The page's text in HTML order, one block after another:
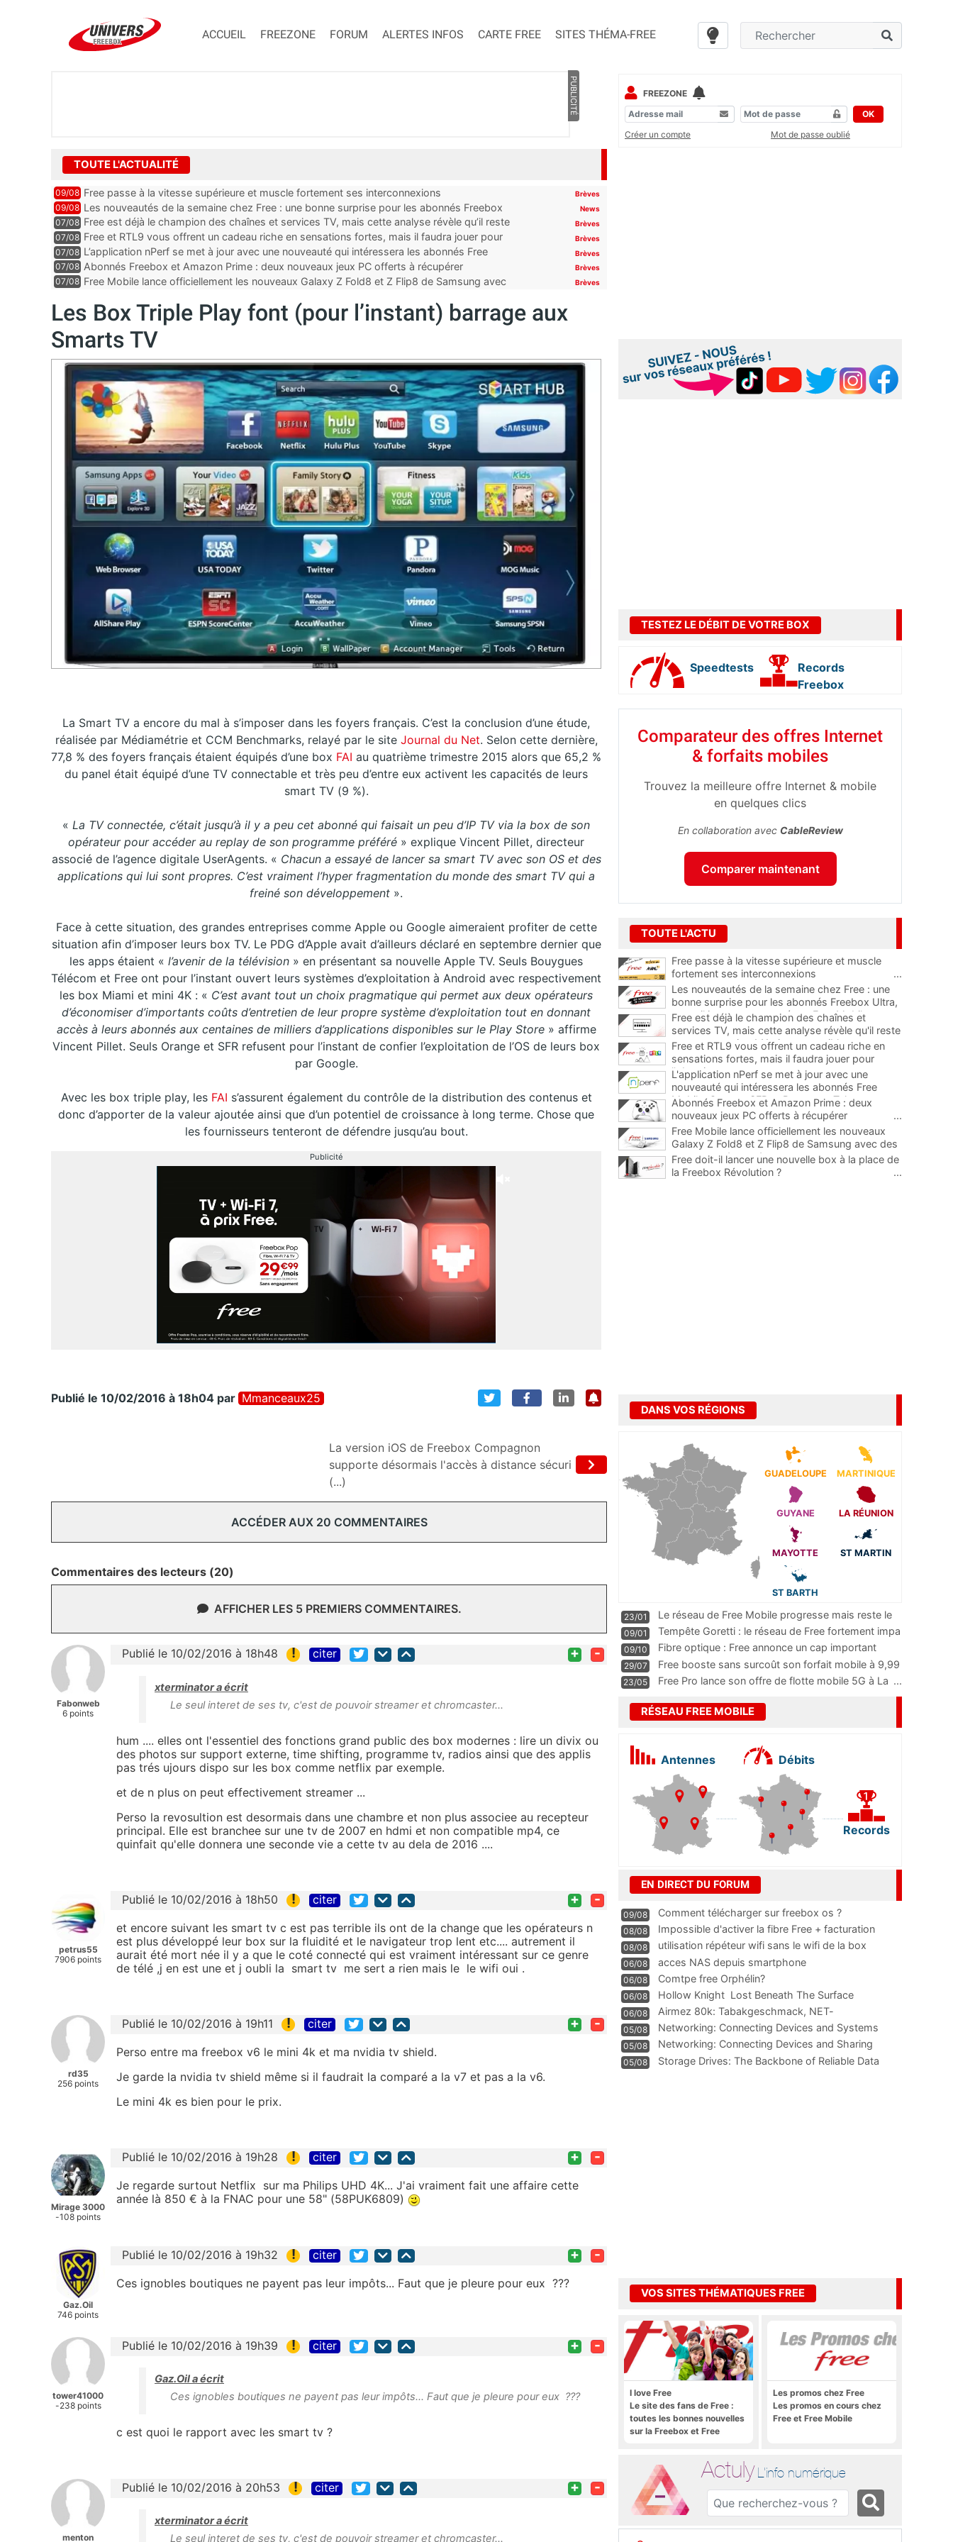
ACCUEIL FREEZONE FORUM ALERTES INFOS CARTE FREE SITES THÉMA-FREE
PUBLICITÉ
TOUTE L'ACTUALITÉ
09/08 Free passe à la vitesse supérieure et muscle fortement ses interconnexions Brèves
09/08 Les nouveautés de la semaine chez Free : une bonne surprise pour les abonnés Freebox
Ultra, un mail important e...
News
07/08 Free est déjà le champion des chaînes et services TV, mais cette analyse révèle qu’il reste
encore au moin...
Brèves
07/08 Free et RTL9 vous offrent un cadeau riche en sensations fortes, mais il faudra jouer pour
l’obtenir
Brèves
07/08 L’application nPerf se met à jour avec une nouveauté qui intéressera les abonnés Free
Mobile, Orange, SFR ...
Brèves
07/08 Abonnés Freebox et Amazon Prime : deux nouveaux jeux PC offerts à récupérer Brèves
07/08 Free Mobile lance officiellement les nouveaux Galaxy Z Fold8 et Z Flip8 de Samsung avec
Brèves
Les Box Triple Play font (pour l’instant) barrage aux
Smarts TV
La Smart TV a encore du mal à s’imposer dans les foyers français. C’est la conclusion d’une étude,
réalisée par Médiamétrie et CCM Benchmarks, relayé par le site Journal du Net. Selon cette dernière,
77,8 % des foyers français étaient équipés d’une box FAI au quatrième trimestre 2015 alors que 65,2 %
du panel était équipé d’une TV connectable et très peu d’entre eux activent les capacités de leurs
smart TV (9 %).
« La TV connectée, c’était jusqu’à il y a peu cet abonné qui faisait un peu d’IP TV via la box de son
opérateur pour accéder au replay de son programme préféré » explique Vincent Pillet, directeur
associé de l’agence digitale UserAgents. « Chacun a essayé de lancer sa smart TV avec son OS et des
applications qui lui sont propres. C’est vraiment l’hyper fragmentation du monde des smart TV qui a
freiné son développement ».
Face à cette situation, des grandes entreprises comme Apple ou Google aimeraient profiter de cette
situation afin d’imposer leurs box TV. Le PDG d’Apple avait d’ailleurs déclaré en septembre dernier que
les apps étaient « l’avenir de la télévision » en présentant sa nouvelle Apple TV. Seuls Bouygues
Télécom et Free ont pour l’instant ouvert leurs systèmes d’exploitation à Android avec respectivement
les box Miami et mini 4K : « C’est avant tout un choix pragmatique qui permet aux deux opérateurs
d’économiser d’importants coûts d’entretien de leur propre système d’exploitation tout en donnant
accès à leurs abonnés aux centaines de milliers d’applications disponibles sur le Play Store » affirme
Vincent Pillet. Seuls Orange et SFR refusent pour l’instant de confier l’exploitation de l’OS de leurs box
par Google.
Avec les box triple play, lesFAI s’assurent également du contrôle de la distribution des contenus et
donc d’apporter de la valeur ajoutée ainsi que d’un potentiel de croissance à long terme. Chose que
les fournisseurs tenteront de défendre jusqu’au bout.
Publicité
Publié le 10/02/2016 à 18h04 par Mmanceaux25
La version iOS de Freebox Compagnon
supporte désormais l'accès à distance sécuri
(...)
ACCÉDER AUX 20 COMMENTAIRES
Commentaires des lecteurs (20)
AFFICHER LES 5 PREMIERS COMMENTAIRES.
Fabonweb
6 points
Publié le 10/02/2016 à 18h48 ! citer + -
xterminator a écrit
Le seul interet de ses tv, c'est de pouvoir streamer et chromcaster...
hum .... elles ont l'essentiel des fonctions grand public des box modernes : lire un divix ou
des photos sur support externe, time shifting, programme tv, radios ainsi que des applis
pas trés ujours dispo sur les box comme netflix par exemple.
et de n plus on peut effectivement streamer ...
Perso la revosultion est desormais dans une chambre et non plus associee au recepteur
principal. Elle est branchee sur une tv de 2007 en hdmi et non compatible mp4, ce
quinfait qu'elle donnera une seconde vie a cette tv au dela de 2016 ....
petrus55
7906 points
Publié le 10/02/2016 à 18h50 ! citer + -
et encore suivant les smart tv c est pas terrible ils ont de la change que les opérateurs n
est plus développé leur box sur la fluidité et le navigateur trop lent etc.... autrement il
aurait été mort née il y a que le coté connecté qui est vraiment intéressant sur ce genre
de télé ,j en est une et j oubli la smart tv me sert a rien mais le le wifi oui .
rd35
256 points
Publié le 10/02/2016 à 19h11 ! citer + -
Perso entre ma freebox v6 le mini 4k et ma nvidia tv shield.
Je garde la nvidia tv shield même si il faudrait la comparé a la v7 et pas a la v6.
Le mini 4k es bien pour le prix.
Mirage 3000
-108 points
Publié le 10/02/2016 à 19h28 ! citer + -
Je regarde surtout Netflix sur ma Philips UHD 4K... J'ai vraiment fait une affaire cette
année là 850 € à la FNAC pour une 58" (58PUK6809)
Gaz.Oil
746 points
Publié le 10/02/2016 à 19h32 ! citer + -
Ces ignobles boutiques ne payent pas leur impôts... Faut que je pleure pour eux ???
tower41000
-238 points
Publié le 10/02/2016 à 19h39 ! citer + -
Gaz.Oil a écrit
Ces ignobles boutiques ne payent pas leur impôts... Faut que je pleure pour eux ???
c est quoi le rapport avec les smart tv ?
menton
Publié le 10/02/2016 à 20h53 ! citer + -
xterminator a écrit
Le seul interet de ses tv, c'est de pouvoir streamer et chromcaster...
FREEZONE
OK
Créer un compte
Mot de passe oublié
TESTEZ LE DÉBIT DE VOTRE BOX
Speedtests
Records
Freebox
Comparateur des offres Internet
& forfaits mobiles
Trouvez la meilleure offre Internet & mobile
en quelques clics
En collaboration avec CableReview
Comparer maintenant
TOUTE L'ACTU
Free passe à la vitesse supérieure et muscle
fortement ses interconnexions
...
Les nouveautés de la semaine chez Free : une
bonne surprise pour les abonnés Freebox Ultra,
un mail important envoyé par Free Mobile et
sinon...
...
Free est déjà le champion des chaînes et
services TV, mais cette analyse révèle qu'il reste
encore au moins 141 ajouts possibles
Free et RTL9 vous offrent un cadeau riche en
sensations fortes, mais il faudra jouer pour
l'obtenir
L'application nPerf se met à jour avec une
nouveauté qui intéressera les abonnés Free
Mobile, Orange, SFR et Bouygues Telecom
Abonnés Freebox et Amazon Prime : deux
nouveaux jeux PC offerts à récupérer
...
Free Mobile lance officiellement les nouveaux
Galaxy Z Fold8 et Z Flip8 de Samsung avec des
promos et des cadeaux
...
Free doit-il lancer une nouvelle box à la place de
la Freebox Révolution ?
...
DANS VOS RÉGIONS
GUADELOUPE MARTINIQUE
GUYANE LA RÉUNION
MAYOTTE ST MARTIN
ST BARTH
23/01
Le réseau de Free Mobile progresse mais reste le
m
...
09/01
Tempête Goretti : le réseau de Free fortement impa
09/10
Fibre optique : Free annonce un cap important
pass
...
29/07
Free booste sans surcoût son forfait mobile à 9,99
23/05 Free Pro lance son offre de flotte mobile 5G à La ...
RÉSEAU FREE MOBILE
Antennes Débits
Records
EN DIRECT DU FORUM
09/08 Comment télécharger sur freebox os ?
08/08
Impossible d'activer la fibre Free + facturation
résiliation
08/08 utilisation répéteur wifi sans le wifi de la box
06/08 acces NAS depuis smartphone
06/08 Comtpe free Orphélin?
06/08 Hollow Knight  Lost Beneath The Surface
06/08
Airmez 80k: Tabakgeschmack, NET-
Technologie und Leistung im
05/08 Networking: Connecting Devices and Systems
05/08
Networking: Connecting Devices and Sharing
Information
05/08
Storage Drives: The Backbone of Reliable Data
VOS SITES THÉMATIQUES FREE
I love Free
Le site des fans de Free :
toutes les bonnes nouvelles
sur la Freebox et Free
Les promos chez Free
Les promos en cours chez
Free et Free Mobile
Actuly L'info numérique